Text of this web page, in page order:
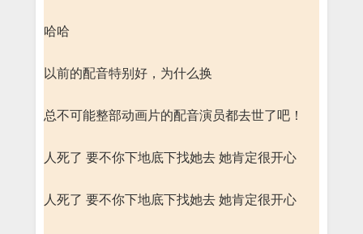
哈哈
以前的配音特别好，为什么换
总不可能整部动画片的配音演员都去世了吧！
人死了 要不你下地底下找她去 她肯定很开心
人死了 要不你下地底下找她去 她肯定很开心